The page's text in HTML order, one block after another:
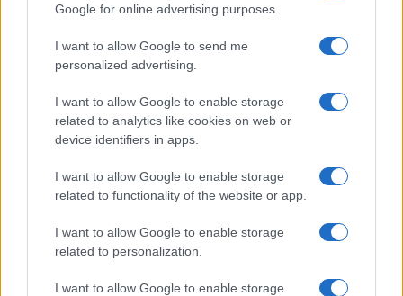
Google for online advertising purposes.
I want to allow Google to send me
personalized advertising.
I want to allow Google to enable storage
related to analytics like cookies on web or
device identifiers in apps.
I want to allow Google to enable storage
related to functionality of the website or app.
I want to allow Google to enable storage
related to personalization.
I want to allow Google to enable storage
Arrestati cinque agenti della polizia locale di Milano: le
accuse e i dettagli
Alessandro Tassinari · 7 Ago 2026